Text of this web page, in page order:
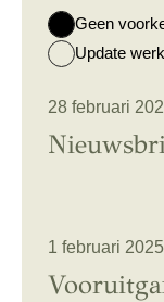
Geen
Update
28 februari
1 februari